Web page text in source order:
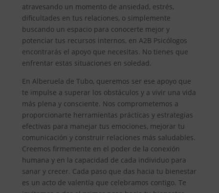
atravesando un momento de ansiedad, estrés,
dificultades en tus relaciones, o simplemente
buscando un espacio para conocerte mejor y
potenciar tus recursos internos, en A2B Psicólogos
encontrarás el apoyo que necesitas. No tienes que
enfrentar estas situaciones en soledad.
En Alberuela de Tubo, queremos ser ese apoyo que
te impulse a superar los obstáculos y a vivir una vida
más plena y consciente. Nos comprometemos a
proporcionarte herramientas prácticas y estrategias
efectivas para manejar tus emociones, mejorar tu
comunicación y construir relaciones más saludables.
Creemos firmemente en el poder de la conexión
humana y en la capacidad de cada individuo para
sanar y crecer. Cada paso que das hacia tu bienestar
es un acto de valentía que celebramos contigo. Te